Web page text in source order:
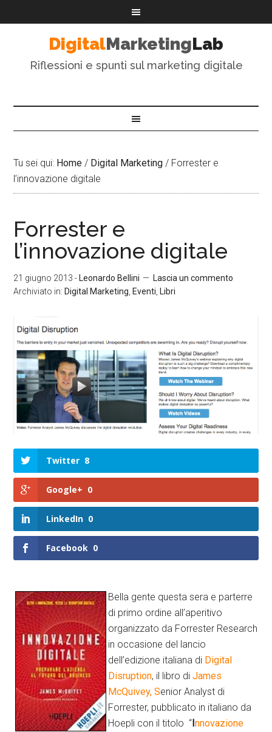
DigitalMarketingLab
Riflessioni e spunti sul marketing digitale
Tu sei qui: Home / Digital Marketing / Forrester e
l’innovazione digitale
Forrester e
l’innovazione digitale
21 giugno 2013 - Leonardo Bellini
Lascia un commento
Archiviato in: Digital Marketing Eventi Libri
Twitter 8
Google+ 0
LinkedIn 0
Facebook 0
Bella gente questa sera e parterre
di primo ordine all’aperitivo
organizzato da Forrester Research
in occasione del lancio
dell’edizione italiana di Digital
Disruption, il libro diJames
McQuivey, Senior Analyst di
Forrester, pubblicato in italiano da
Hoepli con il titolo “ Innovazione